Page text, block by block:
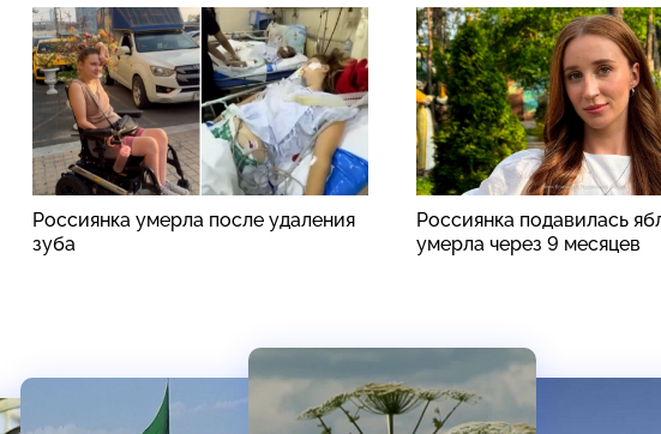
Россиянка умерла после удаления
зуба
Россиянка подавилась
умерла через 9 месяцев